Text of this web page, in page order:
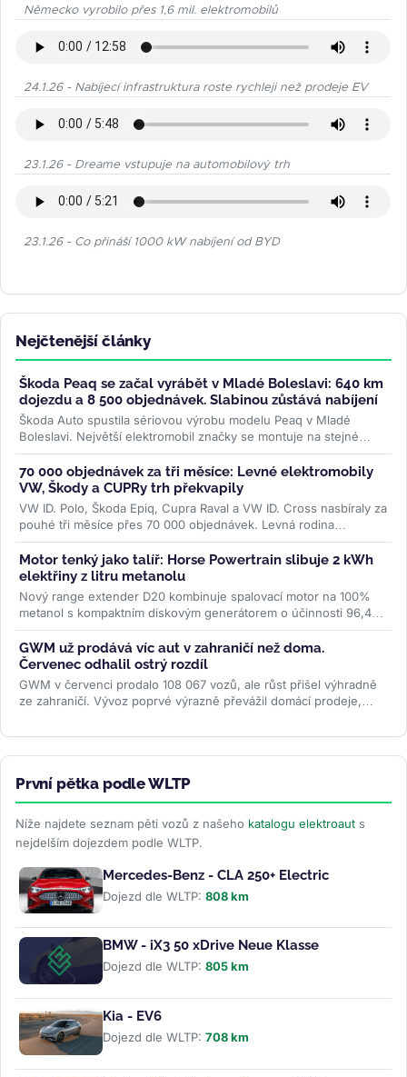
Německo vyrobilo přes 1,6 mil. elektromobilů
24.1.26 - Nabíjecí infrastruktura roste rychleji než prodeje EV
23.1.26 - Dreame vstupuje na automobilový trh
23.1.26 - Co přináší 1000 kW nabíjení od BYD
Nejčtenější články
Škoda Peaq se začal vyrábět v Mladé Boleslavi: 640 km
dojezdu a 8 500 objednávek. Slabinou zůstává nabíjení
Škoda Auto spustila sériovou výrobu modelu Peaq v Mladé
Boleslavi. Největší elektromobil značky se montuje na stejné
lince jako Enyaq a...>>
70 000 objednávek za tři měsíce: Levné elektromobily
VW, Škody a CUPRy trh překvapily
VW ID. Polo, Škoda Epiq, Cupra Raval a VW ID. Cross nasbíraly za
pouhé tři měsíce přes 70 000 objednávek. Levná rodina
elektromobilů...>>
Motor tenký jako talíř: Horse Powertrain slibuje 2 kWh
elektřiny z litru metanolu
Nový range extender D20 kombinuje spalovací motor na 100%
metanol s kompaktním diskovým generátorem o účinnosti 96,4
%. Firma slibuje studený...>>
GWM už prodává víc aut v zahraničí než doma.
Červenec odhalil ostrý rozdíl
GWM v červenci prodalo 108 067 vozů, ale růst přišel výhradně
ze zahraničí. Vývoz poprvé výrazně převážil domácí prodeje,
První pětka podle WLTP
Níže najdete seznam pěti vozů z našeho katalogu elektroaut s
nejdelším dojezdem podle WLTP.
Mercedes-Benz - CLA 250+ Electric
Dojezd dle WLTP: 808 km
BMW - iX3 50 xDrive Neue Klasse
Dojezd dle WLTP: 805 km
Kia - EV6
Dojezd dle WLTP: 708 km